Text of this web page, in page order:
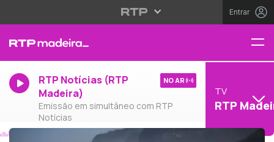
Entrar
RTP Notícias (RTP
Madeira)
Emissão em simultâneo com RTP
Notícias
NO AR
TV
RTP